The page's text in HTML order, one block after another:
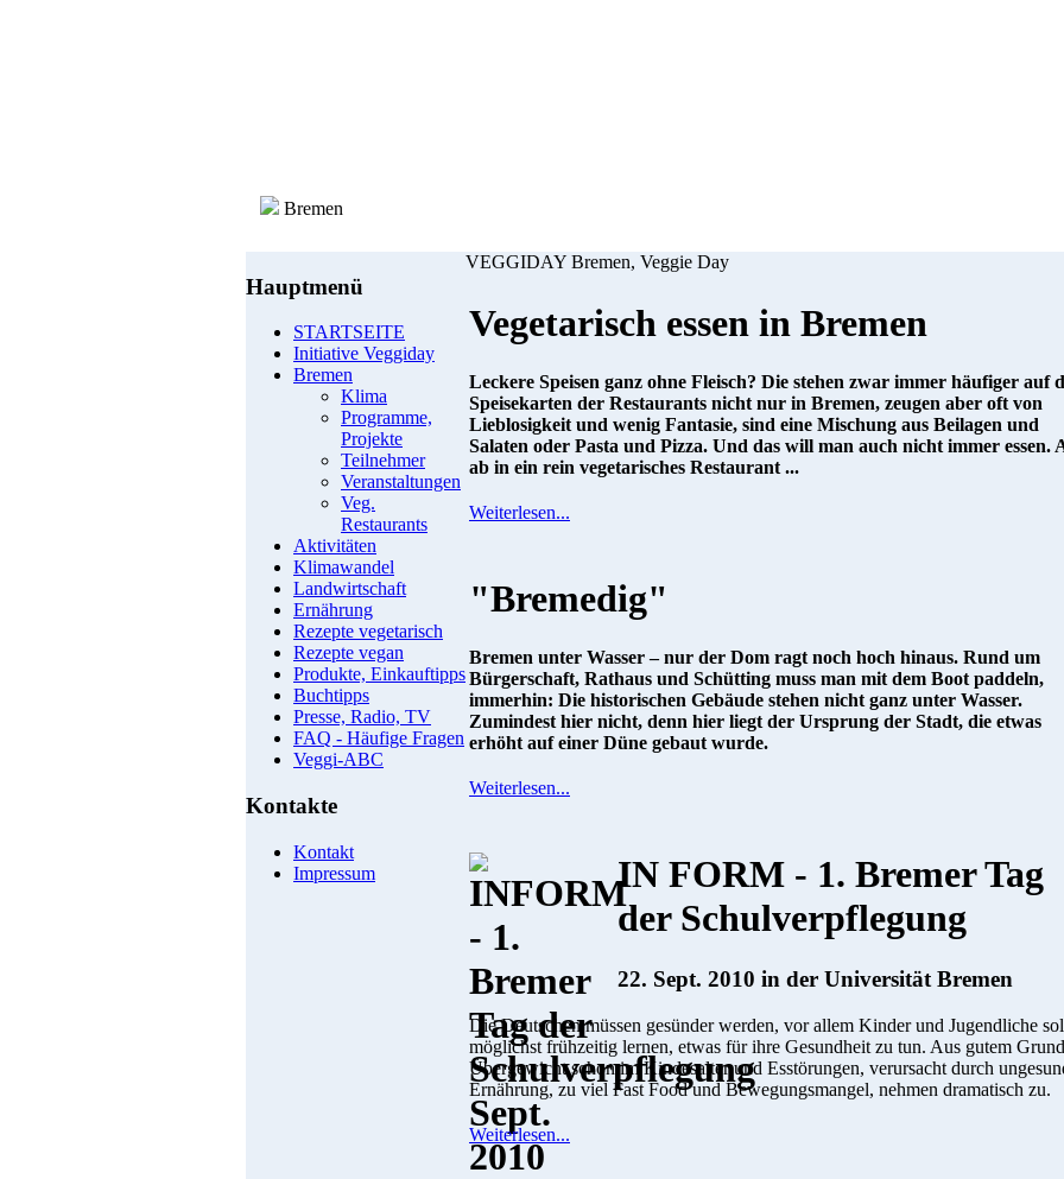
Bremen
Hauptmenü
STARTSEITE
Initiative Veggiday
Bremen
Klima
Programme,
Projekte
Teilnehmer
Veranstaltungen
Veg.
Restaurants
Aktivitäten
Klimawandel
Landwirtschaft
Ernährung
Rezepte vegetarisch
Rezepte vegan
Produkte, Einkauftipps
Buchtipps
Presse, Radio, TV
FAQ - Häufige Fragen
Veggi-ABC
Kontakte
Kontakt
Impressum
VEGGIDAY Bremen, Veggie Day
Vegetarisch essen in Bremen
Leckere Speisen ganz ohne Fleisch? Die stehen zwar immer häufiger auf
Speisekarten der Restaurants nicht nur in Bremen, zeugen aber oft von
Lieblosigkeit und wenig Fantasie, sind eine Mischung aus Beilagen und
Salaten oder Pasta und Pizza. Und das will man auch nicht immer essen.
ab in ein rein vegetarisches Restaurant ...
Weiterlesen...
"Bremedig"
Bremen unter Wasser – nur der Dom ragt noch hoch hinaus. Rund um
Bürgerschaft, Rathaus und Schütting muss man mit dem Boot paddeln,
immerhin: Die historischen Gebäude stehen nicht ganz unter Wasser.
Zumindest hier nicht, denn hier liegt der Ursprung der Stadt, die etwas
erhöht auf einer Düne gebaut wurde.
Weiterlesen...
IN FORM - 1. Bremer Tag
der Schulverpflegung
22. Sept. 2010 in der Universität Bremen
Die Deutschen müssen gesünder werden, vor allem Kinder und Jugendliche
möglichst frühzeitig lernen, etwas für ihre Gesundheit zu tun. Aus gutem
Übergewicht schon im Kindesalter und Esstörungen, verursacht durch
Ernährung, zu viel Fast Food und Bewegungsmangel, nehmen dramatisch zu.
Weiterlesen...